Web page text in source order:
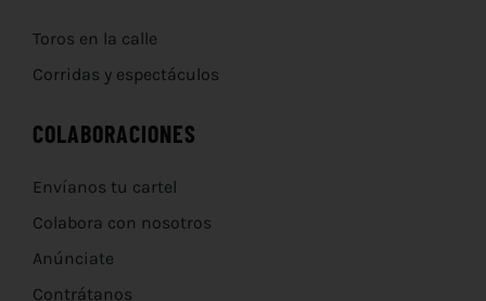
Toros en la calle
Corridas y espectáculos
COLABORACIONES
Envíanos tu cartel
Colabora con nosotros
Anúnciate
Contrátanos